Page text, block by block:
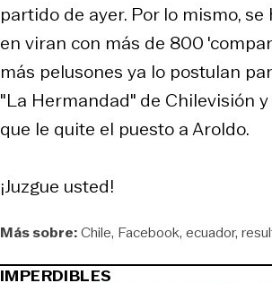
partido de ayer. Por lo mismo,
en viran con más de 800
más pelusones ya lo postulan
"La Hermandad" de Chilevisión
que le quite el puesto a Aroldo.
¡Juzgue usted!
Más sobre:Chile Facebook ecuador
IMPERDIBLES